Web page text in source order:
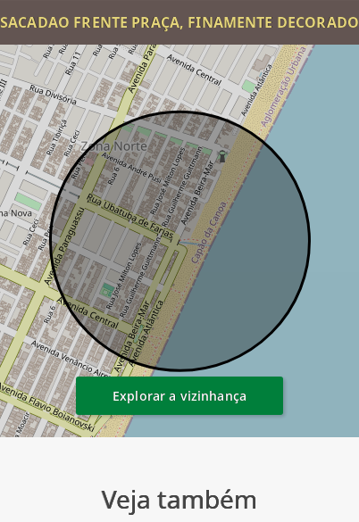
SACADAO FRENTE PRAÇA, FINAMENTE DECORADO
Explorar a vizinhança
Veja também